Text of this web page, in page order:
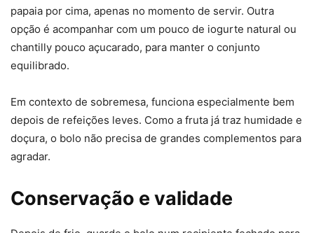
papaia por cima, apenas no momento de servir. Outra
opção é acompanhar com um pouco de iogurte natural ou
chantilly pouco açucarado, para manter o conjunto
equilibrado.
Em contexto de sobremesa, funciona especialmente bem
depois de refeições leves. Como a fruta já traz humidade e
doçura, o bolo não precisa de grandes complementos para
agradar.
Conservação e validade